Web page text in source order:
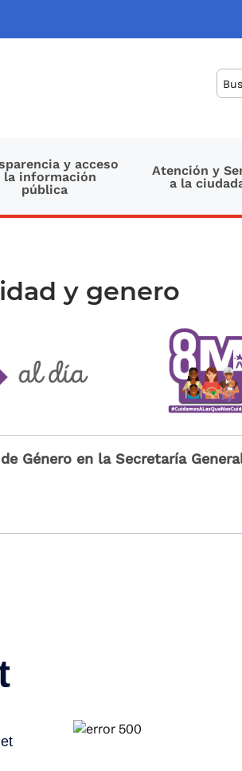
y acceso
la información
pública
Atención y
a la
y genero
Género en la Secretaría